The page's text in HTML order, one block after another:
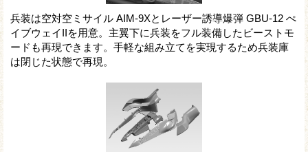
兵装は空対空ミサイル AIM-9Xとレーザー誘導爆弾 GBU-12 ぺ
イブウェイIIを用意。主翼下に兵装をフル装備したビーストモ
ードも再現できます。手軽な組み立てを実現するため兵装庫
は閉じた状態で再現。